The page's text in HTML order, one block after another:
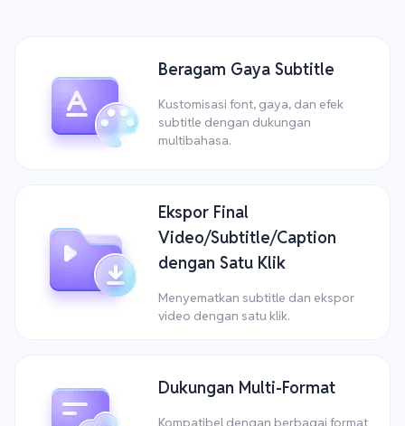
Beragam Gaya Subtitle
Kustomisasi font, gaya, dan efek
subtitle dengan dukungan
multibahasa.
Ekspor Final
Video/Subtitle/Caption
dengan Satu Klik
Menyematkan subtitle dan ekspor
video dengan satu klik.
Dukungan Multi-Format
Kompatibel dengan berbagai format